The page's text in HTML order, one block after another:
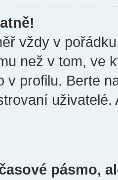
vždy v
než v tom, ve
v profilu. Berte
pásmo,